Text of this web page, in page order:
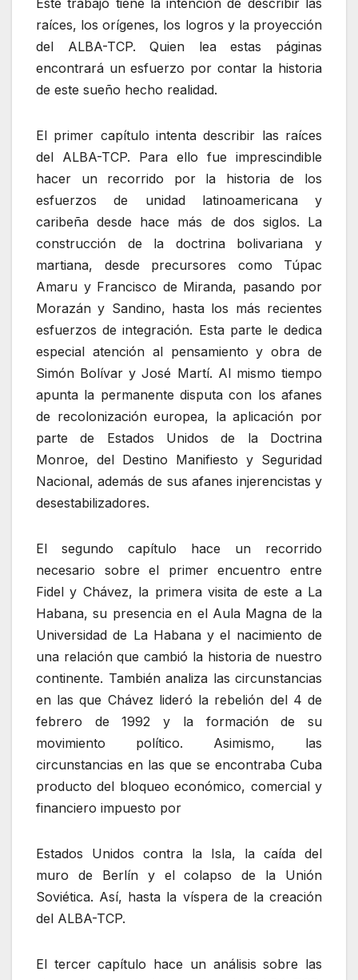
raíces, los orígenes, los logros y la proyección
del ALBA-TCP. Quien lea estas páginas
encontrará un esfuerzo por contar la historia
de este sueño hecho realidad.
El primer capítulo intenta describir las raíces
del ALBA-TCP. Para ello fue imprescindible
hacer un recorrido por la historia de los
esfuerzos de unidad latinoamericana y
caribeña desde hace más de dos siglos. La
construcción de la doctrina bolivariana y
martiana, desde precursores como Túpac
Amaru y Francisco de Miranda, pasando por
Morazán y Sandino, hasta los más recientes
esfuerzos de integración. Esta parte le dedica
especial atención al pensamiento y obra de
Simón Bolívar y José Martí. Al mismo tiempo
apunta la permanente disputa con los afanes
de recolonización europea, la aplicación por
parte de Estados Unidos de la Doctrina
Monroe, del Destino Manifiesto y Seguridad
Nacional, además de sus afanes injerencistas y
desestabilizadores.
El segundo capítulo hace un recorrido
necesario sobre el primer encuentro entre
Fidel y Chávez, la primera visita de este a La
Habana, su presencia en el Aula Magna de la
Universidad de La Habana y el nacimiento de
una relación que cambió la historia de nuestro
continente. También analiza las circunstancias
en las que Chávez lideró la rebelión del 4 de
febrero de 1992 y la formación de su
movimiento político. Asimismo, las
circunstancias en las que se encontraba Cuba
producto del bloqueo económico, comercial y
financiero impuesto por
Estados Unidos contra la Isla, la caída del
muro de Berlín y el colapso de la Unión
Soviética. Así, hasta la víspera de la creación
del ALBA-TCP.
El tercer capítulo hace un análisis sobre las